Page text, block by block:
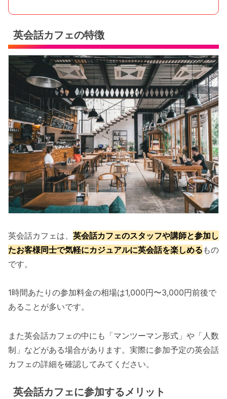
英会話カフェの特徴
英会話カフェは、 英会話カフェのスタッフや講師と参加し
たお客様同士で気軽にカジュアルに英会話を楽しめる もの
です。
1時間あたりの参加料金の相場は1,000円〜3,000円前後で
あることが多いです。
また英会話カフェの中にも「マンツーマン形式」や「人数
制」などがある場合があります。実際に参加予定の英会話
カフェの詳細を確認してみてください。
英会話カフェに参加するメリット